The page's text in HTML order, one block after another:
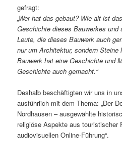
gefragt:
„Wer hat das gebaut? Wie alt ist
Geschichte dieses Bauwerkes und
Leute, die dieses Bauwerk auch
nur um Architektur, sondern Steine
Bauwerk hat eine Geschichte und
Geschichte auch gemacht.“
Deshalb beschäftigten wir uns in
ausführlich mit dem Thema: „Der
Nordhausen – ausgewählte
religiöse Aspekte aus touristischer
audiovisuellen Online-Führung“.